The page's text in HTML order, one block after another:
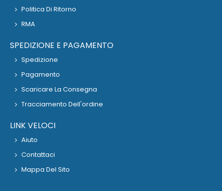
Politica Di Ritorno
RMA
SPEDIZIONE E PAGAMENTO
Spedizione
Pagamento
Scaricare La Consegna
Tracciamento Dell'ordine
LINK VELOCI
Aiuto
Contattaci
Mappa Del Sito